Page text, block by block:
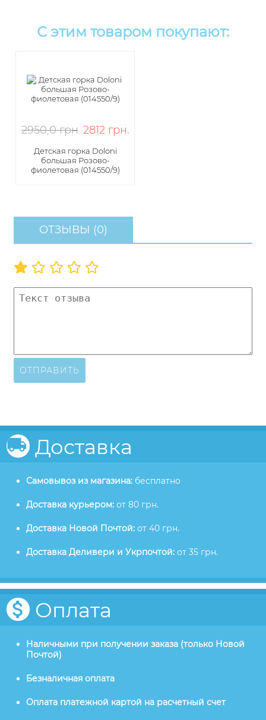
С этим товаром покупают:
2950,0 грн 2812 грн.
Детская горка Doloni
большая Розово-
фиолетовая (014550/9)
ОТЗЫВЫ (0)
ОТПРАВИТЬ
Доставка
Самовывоз из магазина: бесплатно
Доставка курьером: от 80 грн.
Доставка Новой Почтой: от 40 грн.
Доставка Деливери и Укрпочтой: от 35 грн.
Оплата
Наличными при получении заказа (только Новой
Почтой)
Безналичная оплата
Оплата платежной картой на расчетный счет